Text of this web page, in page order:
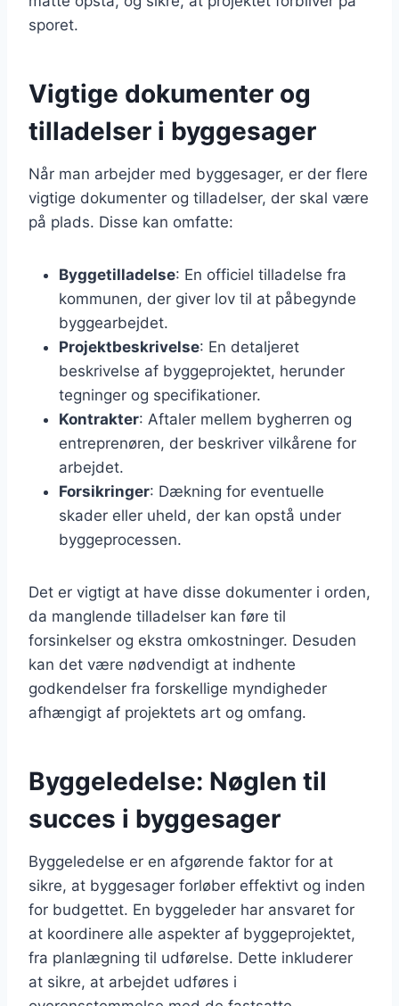
sporet.
Vigtige dokumenter og
tilladelser i byggesager
Når man arbejder med byggesager, er der flere
vigtige dokumenter og tilladelser, der skal være
på plads. Disse kan omfatte:
Byggetilladelse: En officiel tilladelse fra
kommunen, der giver lov til at påbegynde
byggearbejdet.
Projektbeskrivelse: En detaljeret
beskrivelse af byggeprojektet, herunder
tegninger og specifikationer.
Kontrakter: Aftaler mellem bygherren og
entreprenøren, der beskriver vilkårene for
arbejdet.
Forsikringer: Dækning for eventuelle
skader eller uheld, der kan opstå under
byggeprocessen.
Det er vigtigt at have disse dokumenter i orden,
da manglende tilladelser kan føre til
forsinkelser og ekstra omkostninger. Desuden
kan det være nødvendigt at indhente
godkendelser fra forskellige myndigheder
afhængigt af projektets art og omfang.
Byggeledelse: Nøglen til
succes i byggesager
Byggeledelse er en afgørende faktor for at
sikre, at byggesager forløber effektivt og inden
for budgettet. En byggeleder har ansvaret for
at koordinere alle aspekter af byggeprojektet,
fra planlægning til udførelse. Dette inkluderer
at sikre, at arbejdet udføres i